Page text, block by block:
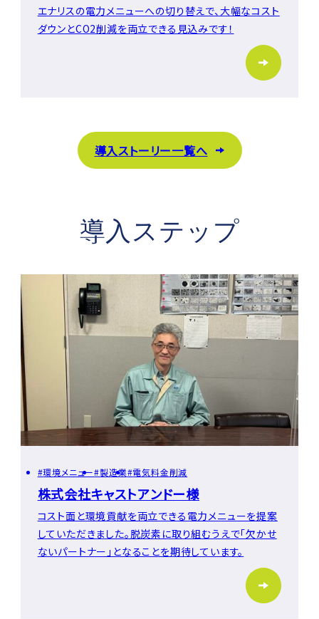
エナリスの電力メニューへの切り替えで、大幅なコスト
ダウンとCO2削減を両立できる見込みです！
導入ストーリー一覧へ
導入ステップ
環境メニュー 製造業 電気料金削減
株式会社キャストアンドー様
コスト面と環境貢献を両立できる電力メニューを提案
していただきました。脱炭素に取り組むうえで「欠かせ
ないパートナー」となることを期待しています。